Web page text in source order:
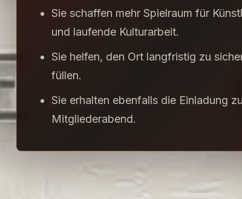
Sie schaffen mehr Spielraum für
und laufende Kulturarbeit.
Sie helfen, den Ort langfristig zu
füllen.
Sie erhalten ebenfalls die Einladung
Mitgliederabend.